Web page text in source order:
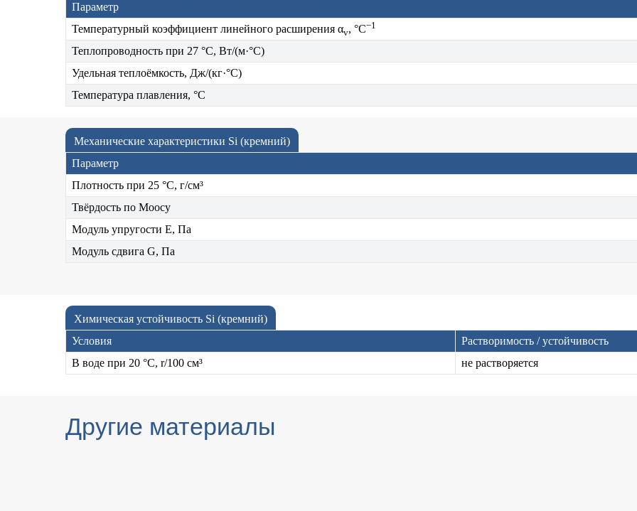
Параметр
Температурный коэффициент линейного расширения αv, °C−1
Теплопроводность при 27 °C, Вт/(м·°C)
Удельная теплоёмкость, Дж/(кг·°C)
Температура плавления, °C
Механические характеристики Si (кремний)
Параметр
Плотность при 25 °C, г/см³
Твёрдость по Моосу
Модуль упругости E, Па
Модуль сдвига G, Па
Химическая устойчивость Si (кремний)
Условия
Растворимость / устойчивость
В воде при 20 °C, r/100 см³
не растворяется
Другие материалы